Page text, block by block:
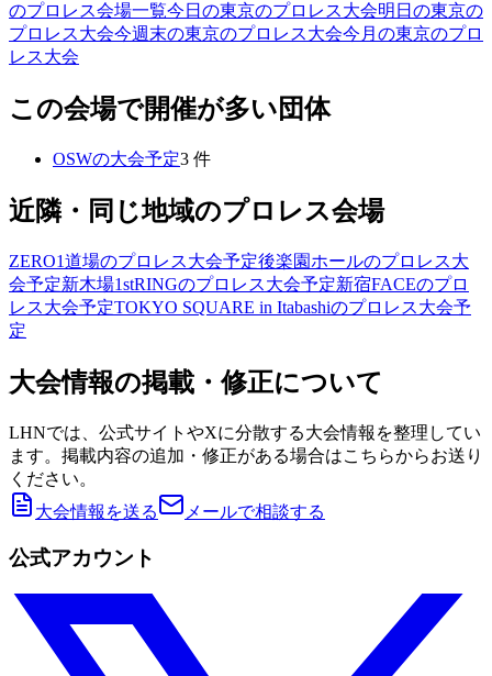
のプロレス会場一覧今日の東京のプロレス大会明日の東京の
プロレス大会今週末の東京のプロレス大会今月の東京のプロ
レス大会
この会場で開催が多い団体
OSWの大会予定3 件
近隣・同じ地域のプロレス会場
ZERO1道場のプロレス大会予定後楽園ホールのプロレス大
会予定新木場1stRINGのプロレス大会予定新宿FACEのプロ
レス大会予定TOKYO SQUARE in Itabashiのプロレス大会予
定
大会情報の掲載・修正について
LHNでは、公式サイトやXに分散する大会情報を整理してい
ます。掲載内容の追加・修正がある場合はこちらからお送り
ください。
大会情報を送る
メールで相談する
公式アカウント